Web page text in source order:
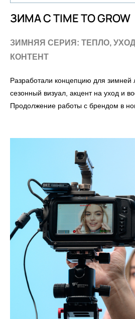
ЗИМА С TIME TO GROW
ЗИМНЯЯ СЕРИЯ: ТЕПЛО,
КОНТЕНТ
Разработали концепцию для зимней
сезонный визуал, акцент на уход и
Продолжение работы с брендом в